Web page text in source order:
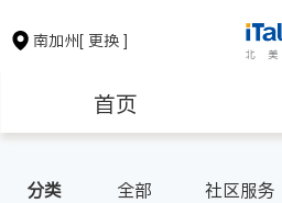
南加州[ 更换 ]
首页
分类 全部 社区服务